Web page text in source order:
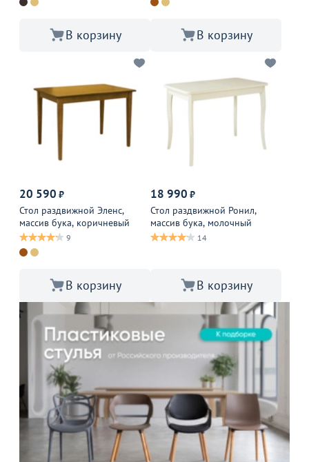
В корзину В корзину
20 590 ₽
Стол раздвижной Эленс,
массив бука, коричневый
9
В корзину
18 990 ₽
Стол раздвижной Ронил,
массив бука, молочный
14
В корзину